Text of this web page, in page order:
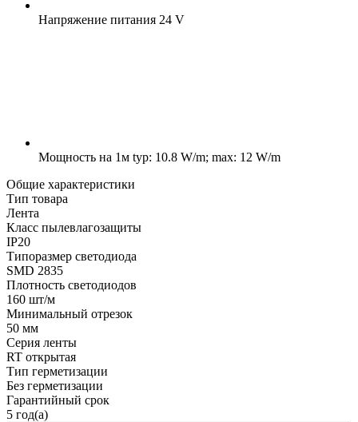
Напряжение питания 24 V
Мощность на 1м typ: 10.8 W/m; max: 12 W/m
Общие характеристики
Тип товара
Лента
Класс пылевлагозащиты
IP20
Типоразмер светодиода
SMD 2835
Плотность светодиодов
160 шт/м
Минимальный отрезок
50 мм
Серия ленты
RT открытая
Тип герметизации
Без герметизации
Гарантийный срок
5 год(а)